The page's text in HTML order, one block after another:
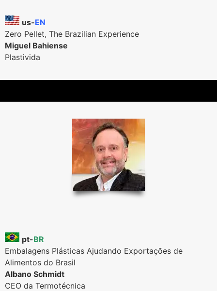
us-EN
Zero Pellet, The Brazilian Experience
Miguel Bahiense
Plastivida
pt-BR
Embalagens Plásticas Ajudando Exportações de
Alimentos do Brasil
Albano Schmidt
CEO da Termotécnica